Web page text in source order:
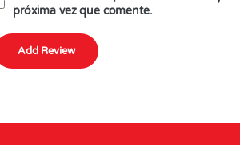
próxima vez que comente.